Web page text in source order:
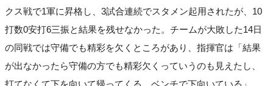
クス戦で1軍に昇格し、3試合連続でスタメン起用されたが、10
打数0安打6三振と結果を残せなかった。チームが大敗した14日
の同戦では守備でも精彩を欠くところがあり、指揮官は「結果
が出なかったら守備の方でも精彩欠くっていうのも見えたし、
打てなくて下を向いて帰ってくる、ベンチで下向いている」